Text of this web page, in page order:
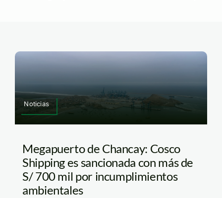
Noticias
Megapuerto de Chancay: Cosco
Shipping es sancionada con más de
S/ 700 mil por incumplimientos
ambientales